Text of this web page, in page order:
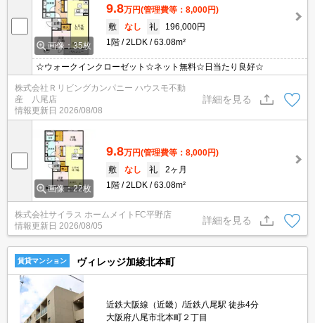
画像：35枚
9.8万円(管理費等：8,000円)
敷
なし 礼
196,000円
1階
2LDK 63.08m²
☆ウォークインクローゼット☆ネット無料☆日当たり良好☆
株式会社Ｒリビングカンパニー ハウスモ不動
産 八尾店
情報更新日 2026/08/08
詳細を見る
画像：22枚
9.8万円(管理費等：8,000円)
敷
なし 礼
2ヶ月
1階
2LDK 63.08m²
株式会社サイラス ホームメイトFC平野店
情報更新日 2026/08/05
詳細を見る
賃貸マンション ヴィレッジ加綾北本町
近鉄大阪線（近畿）/近鉄八尾駅 徒歩4分
大阪府八尾市北本町２丁目